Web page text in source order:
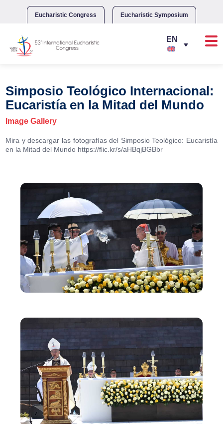
Eucharistic Congress Eucharistic Symposium
Simposio Teológico Internacional:
Eucaristía en la Mitad del Mundo
Image Gallery
Mira y descargar las fotografías del Simposio Teológico: Eucaristía
en la Mitad del Mundo https://flic.kr/s/aHBqjBGBbr